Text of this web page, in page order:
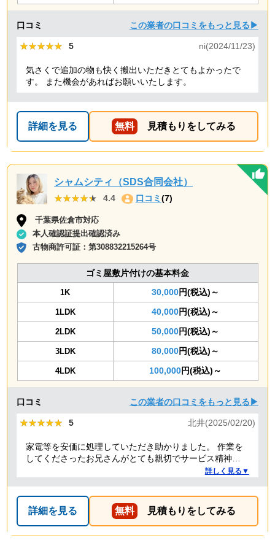
口コミ この業者の口コミをもっと見る▶
★★★★★
★★★★★ 5 ni(2024/11/23)
気さくで追加の物も快く搬出いただきとてもよかったで
す。 また機会があればお願いいたします。
詳細を見る 無料 見積もりをしてみる
シャムシティ（SDS合同会社）
★★★★★
★★★★★ 4.4 口コミ (7)
千葉県佐倉市対応
本人確認証提出確認済み
古物商許可証：第308832215264号
ゴミ屋敷片付けの基本料金
1K 30,000円(税込)～
1LDK 40,000円(税込)～
2LDK 50,000円(税込)～
3LDK 80,000円(税込)～
4LDK 100,000円(税込)～
口コミ この業者の口コミをもっと見る▶
★★★★★
★★★★★ 5 北井(2025/02/20)
家電等を安価に処理していただき助かりました。 作業を
してくださったお兄さんがとても親切でサービス精神溢
詳しく見る▼
詳細を見る 無料 見積もりをしてみる